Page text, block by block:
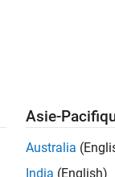
à vos
. Si malgré
pour vous
par lieu
Asie-
Australia
India (English)